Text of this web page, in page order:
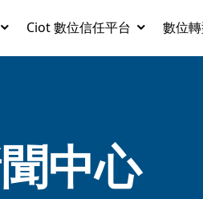
Ciot 數位信任平台 數位
中心